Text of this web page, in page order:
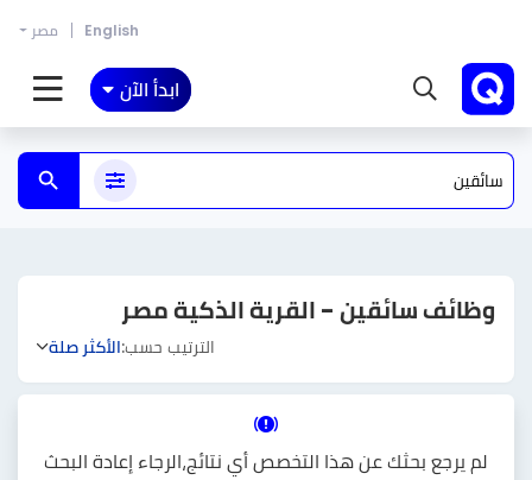
English مصر
ابدأ الآن
وظائف سائقين - القرية الذكية مصر
الترتيب حسب:الأكثر صلة
لم يرجع بحثك عن هذا التخصص أي نتائج،الرجاء إعادة البحث